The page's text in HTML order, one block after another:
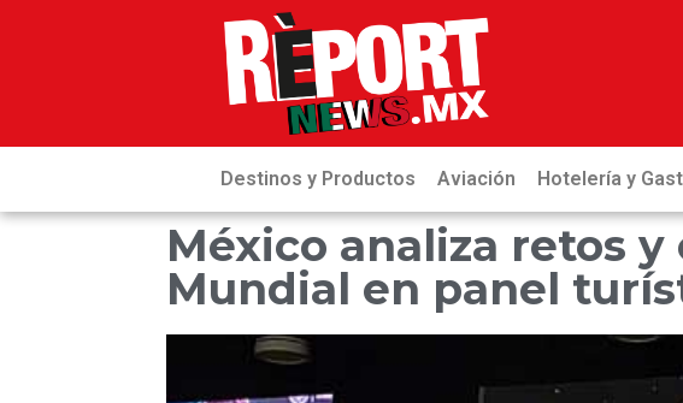
Destinos y Productos Aviación Hotelería y
México analiza retos
Mundial en panel